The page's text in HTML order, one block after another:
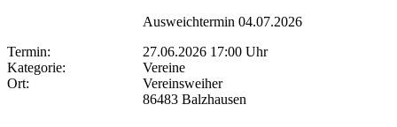
Ausweichtermin 04.07.2026
Termin:
27.06.2026 17:00 Uhr
Kategorie:
Vereine
Ort:
Vereinsweiher
86483 Balzhausen